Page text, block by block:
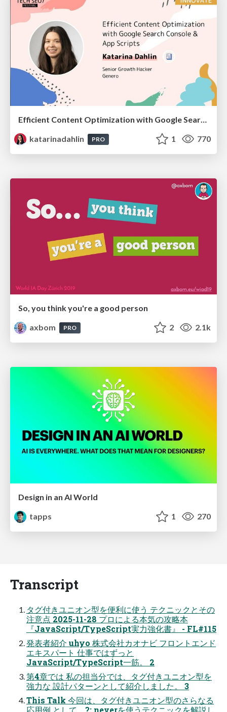
Efficient Content Optimization with Google Search Console & Apps Script
katarinadahlin
PRO 1 770
So, you think you're a good person
axbom
PRO 2 2.1k
Design in an AI World
tapps
1 270
Transcript
タグ付きユニオン型を便利に使う テクニックとその
注意点 2025-11-28 プロによる本気の攻略本
『JavaScript/TypeScript実力強化書』 - FL#115
発表者紹介 uhyo 株式会社カオナビ フロントエンド
エキスパート 仕事ではずっと
JavaScript/TypeScript一筋。 2
第4章では 私の担当分では、タグ付きユニオン型を
強力な 設計パターンとして紹介しました。 3
This Talk 今回は、タグ付きユニオン型のさらなる
応用例 として、?: neverを使うテクニックを解説し